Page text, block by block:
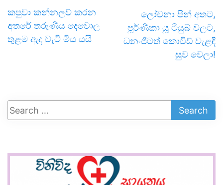
කපුවා කන්නලව් කරන
අතරේ තරුණිය දෙවොල
තුළම ඇද වැටී මිය යයි
ලෝචනා පින් අතට,
පූර්ණිකා යූ ටියුබ් වලට,
ධනංජිටත් කොවිඩ් වැළඳී
සුව වෙලා!